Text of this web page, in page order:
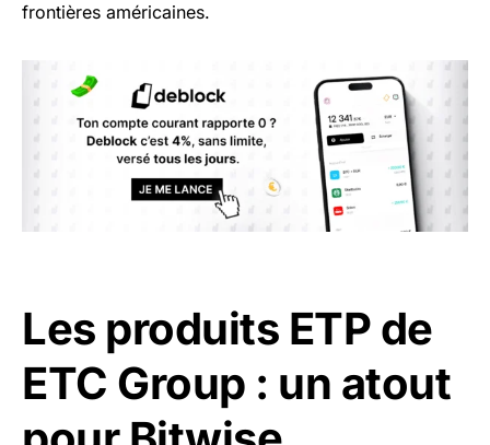
frontières américaines.
Les produits ETP de
ETC Group : un atout